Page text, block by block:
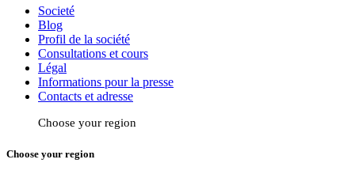
Societé
Blog
Profil de la société
Consultations et cours
Légal
Informations pour la presse
Contacts et adresse
Choose your region
Choose your region